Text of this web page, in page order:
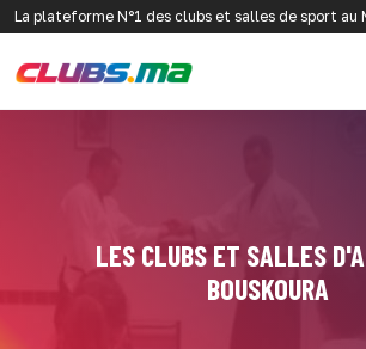
La plateforme N°1 des clubs et salles de sport au
LES CLUBS ET SALLES
BOUSKOURA